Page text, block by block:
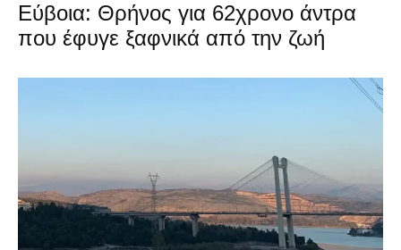
Εύβοια: Θρήνος για 62χρονο άντρα
που έφυγε ξαφνικά από την ζωή